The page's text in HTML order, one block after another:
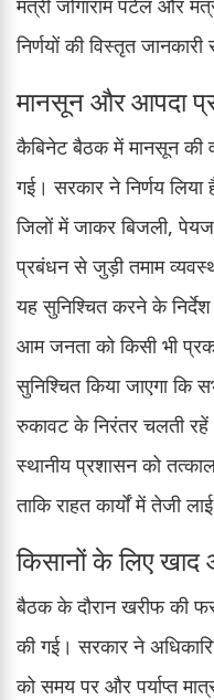
निर्णयों की विस्तृत जानकारी
मानसून और आपदा
कैबिनेट बैठक में मानसून की
गई। सरकार ने निर्णय
जिलों में जाकर बिजली,
प्रबंधन से जुड़ी तमाम
यह सुनिश्चित करने के निर्देश
आम जनता को किसी भी
सुनिश्चित किया जाएगा कि
रुकावट के निरंतर चलती
स्थानीय प्रशासन को
ताकि राहत कार्यों में तेजी
किसानों के लिए
बैठक के दौरान खरीफ की
की गई। सरकार ने
को समय पर और पर्याप्त